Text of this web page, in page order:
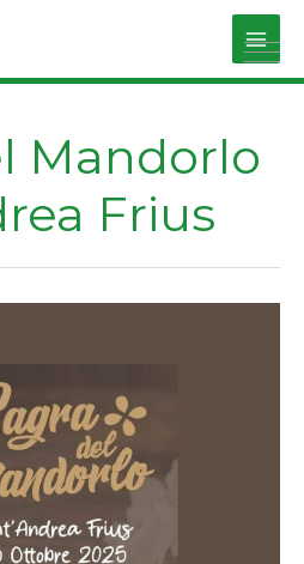
Main
Mandorlo
Frius